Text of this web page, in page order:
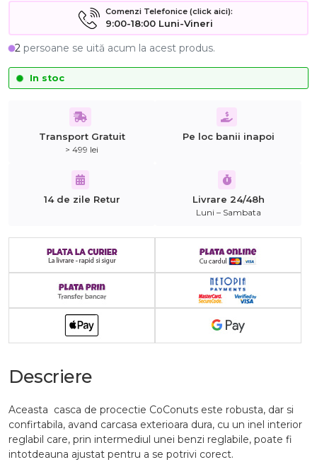
Comenzi Telefonice (click aici):
9:00-18:00 Luni-Vineri
2 persoane se uită acum la acest produs.
In stoc
Transport Gratuit
> 499 lei
Pe loc banii inapoi
14 de zile Retur Livrare 24/48h
Luni – Sambata
Descriere
Aceasta casca de procectie CoConuts este robusta, dar si
confirtabila, avand carcasa exterioara dura, cu un inel interior
reglabil care, prin intermediul unei benzi reglabile, poate fi
intotdeauna ajustat pentru a se potrivi corect.